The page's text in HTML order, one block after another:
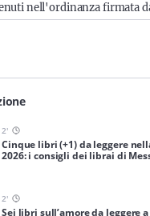
nell'ordinanza firmata
2'
Cinque libri (+1) da leggere
2026: i consigli dei librai di
2'
Sei libri sull’amore da leggere